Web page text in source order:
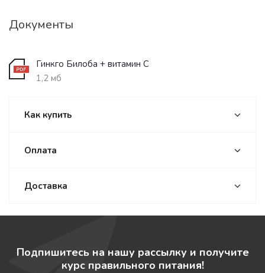
Документы
Гинкго Билоба + витамин С
1,2 мб
Как купить
Оплата
Доставка
Подпишитесь на нашу рассылку и получите
курс правильного питания!